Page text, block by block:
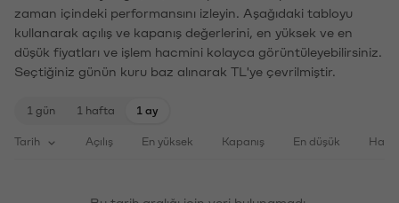
zaman içindeki performansını izleyin. Aşağıdaki tabloyu
kullanarak açılış ve kapanış değerlerini, en yüksek ve en
düşük fiyatları ve işlem hacmini kolayca görüntüleyebilirsiniz.
Seçtiğiniz günün kuru baz alınarak TL'ye çevrilmiştir.
1 gün 1 hafta 1 ay
Tarih Açılış En yüksek Kapanış En düşük